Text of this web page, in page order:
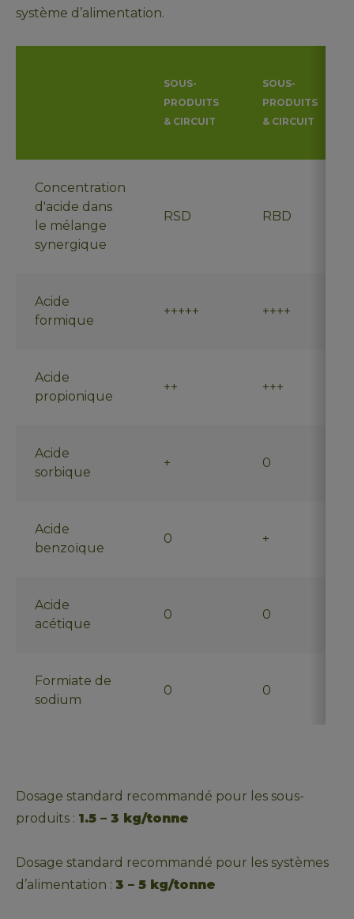
système d’alimentation.
SOUS-
PRODUITS
& CIRCUIT
SOUS-
PRODUITS
& CIRCUIT
Concentration
d'acide dans
le mélange
synergique
RSD RBD
Acide
formique
+++++ ++++
Acide
propionique
++ +++
Acide
sorbique
+ 0
Acide
benzoïque
0 +
Acide
acétique
0 0
Formiate de
sodium
0 0
Dosage standard recommandé pour les sous-
produits : 1.5 – 3 kg/tonne
Dosage standard recommandé pour les systèmes
d’alimentation : 3 – 5 kg/tonne